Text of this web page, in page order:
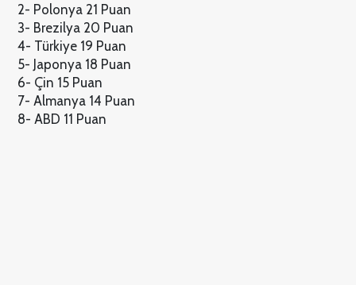
2- Polonya 21 Puan
3- Brezilya 20 Puan
4- Türkiye 19 Puan
5- Japonya 18 Puan
6- Çin 15 Puan
7- Almanya 14 Puan
8- ABD 11 Puan